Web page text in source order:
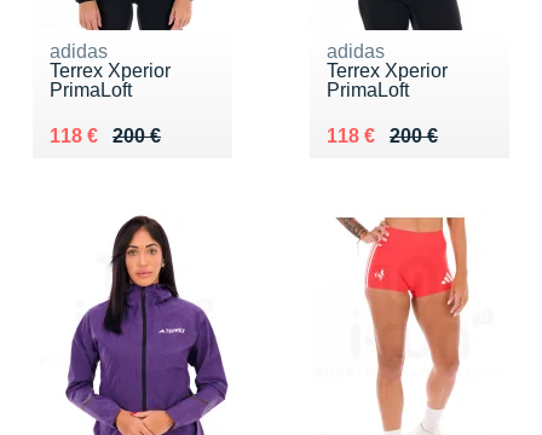
adidas
Terrex Xperior
PrimaLoft
200 €
Au lieu de 200 €
118 €
Vendu 118 €
adidas
Terrex Xperior
PrimaLoft
200 €
Au lieu de 200 €
118 €
Vendu 118 €